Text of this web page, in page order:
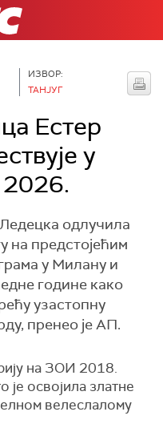
ИЗВОР:
ТАНЈУГ
Естер
у
одлучила
на предстојећим
у Милану и
године како
узастопну
пренео је АП.
на ЗОИ 2018.
је освојила златне
велеслалому